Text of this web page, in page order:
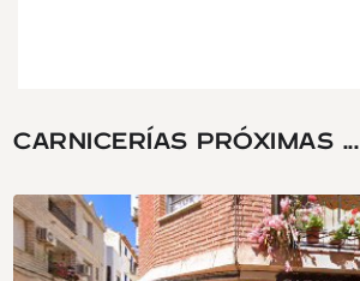
CARNICERÍAS PRÓXIMAS ...